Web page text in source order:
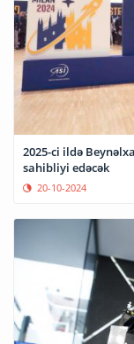
2025-ci ildə
sahibliyi edəcək
20-10-2024